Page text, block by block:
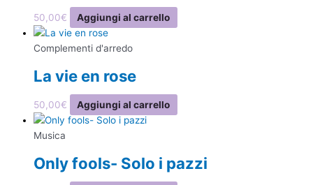
50,00€ Aggiungi al carrello
Complementi d'arredo
La vie en rose
50,00€ Aggiungi al carrello
Musica
Only fools- Solo i pazzi